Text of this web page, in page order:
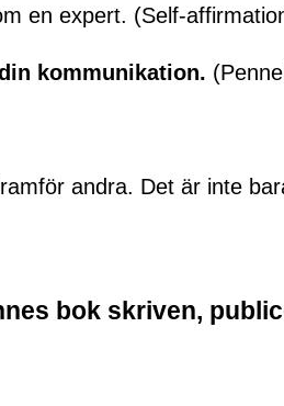
en expert. (Self-
kommunikation.
andra. Det är inte
bok skriven,